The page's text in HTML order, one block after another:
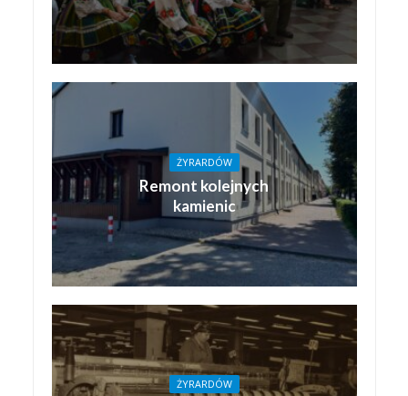
ŻYRARDÓW
Remont kolejnych
kamienic
ŻYRARDÓW